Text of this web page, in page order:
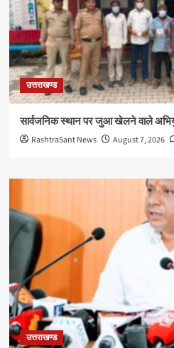
उत्तराखण्ड
सार्वजनिक स्थान पर जुआ खेलने वाले
RashtraSant News August 7, 2026
उत्तराखण्ड